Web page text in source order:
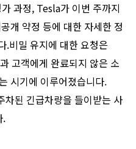
과정, Tesla가 이번 주까지
개 약정 등에 대한 자세한 정
.비밀 유지에 대한 요청은
고객에게 완료되지 않은 소
시기에 이루어졌습니다.
된 긴급차량을 들이받는 사
.